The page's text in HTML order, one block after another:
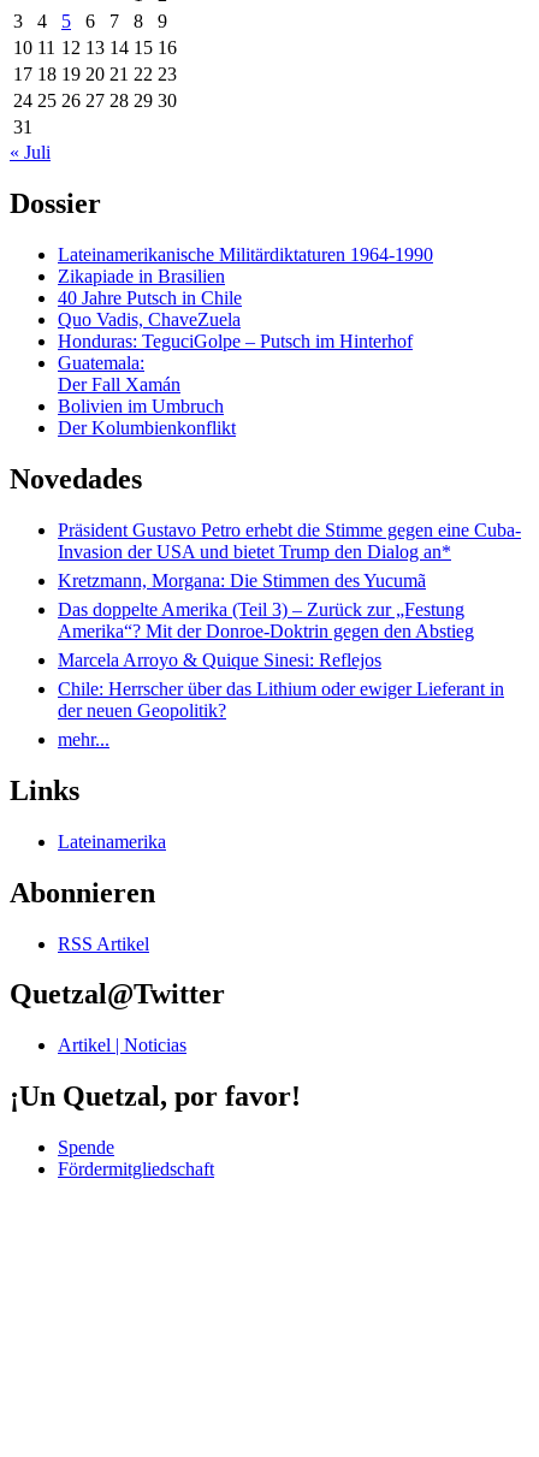
3
4 5 6 7 8
9
10 11 12 13 14 15 16
17 18 19 20 21 22 23
24 25 26 27 28 29 30
31
« Juli
Dossier
Lateinamerikanische Militärdiktaturen 1964-1990
Zikapiade in Brasilien
40 Jahre Putsch in Chile
Quo Vadis, ChaveZuela
Honduras: TeguciGolpe – Putsch im Hinterhof
Guatemala:
Der Fall Xamán
Bolivien im Umbruch
Der Kolumbienkonflikt
Novedades
Präsident Gustavo Petro erhebt die Stimme gegen eine Cuba-
Invasion der USA und bietet Trump den Dialog an*
Kretzmann, Morgana: Die Stimmen des Yucumã
Das doppelte Amerika (Teil 3) – Zurück zur „Festung
Amerika“? Mit der Donroe-Doktrin gegen den Abstieg
Marcela Arroyo & Quique Sinesi: Reflejos
Chile: Herrscher über das Lithium oder ewiger Lieferant in
der neuen Geopolitik?
mehr...
Links
Lateinamerika
Abonnieren
RSS Artikel
Quetzal@Twitter
Artikel | Noticias
¡Un Quetzal, por favor!
Spende
Fördermitgliedschaft